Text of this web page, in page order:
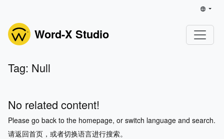
Word-X Studio
Tag: Null
No related content!
Please go back to the homepage, or switch language and search.
请返回首页，或者切换语言进行搜索。